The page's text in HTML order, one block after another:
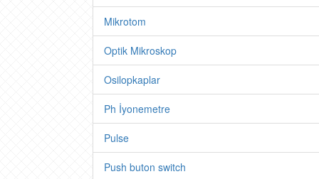
Mikrotom
Optik Mikroskop
Osilopkaplar
Ph İyonemetre
Pulse
Push buton switch